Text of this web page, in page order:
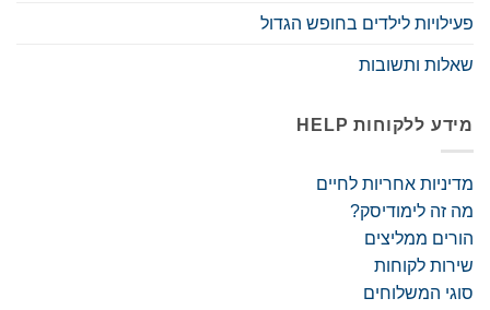
פעילויות לילדים בחופש הגדול
שאלות ותשובות
מידע ללקוחות HELP
מדיניות אחריות לחיים
מה זה לימודיסק?
הורים ממליצים
שירות לקוחות
סוגי המשלוחים